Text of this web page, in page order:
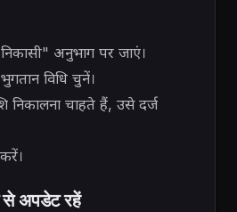
अनुभाग पर जाएं।
विधि चुनें।
निकालना चाहते हैं, उसे दर्ज
से अपडेट रहें